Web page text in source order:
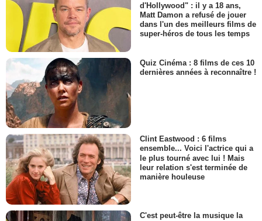
d'Hollywood" : il y a 18 ans,
Matt Damon a refusé de jouer
dans l'un des meilleurs films de
super-héros de tous les temps
Quiz Cinéma : 8 films de ces 10
dernières années à reconnaître !
Clint Eastwood : 6 films
ensemble... Voici l'actrice qui a
le plus tourné avec lui ! Mais
leur relation s'est terminée de
manière houleuse
C'est peut-être la musique la